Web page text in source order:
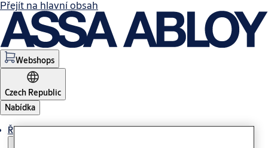
Přejít na hlavní obsah
Webshops
Czech Republic
Nabídka
Řešení